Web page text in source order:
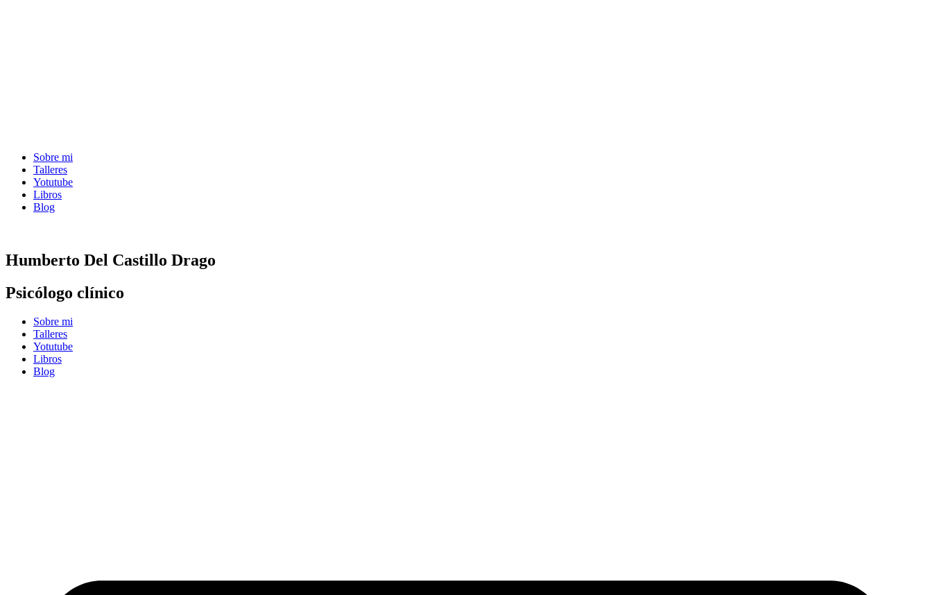
Sobre mi
Talleres
Yotutube
Libros
Blog
Humberto Del Castillo Drago
Psicólogo clínico
Sobre mi
Talleres
Yotutube
Libros
Blog